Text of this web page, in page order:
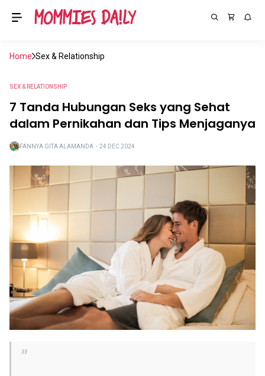
Home Sex & Relationship
SEX & RELATIONSHIP
7 Tanda Hubungan Seks yang Sehat
dalam Pernikahan dan Tips Menjaganya
FANNYA GITA ALAMANDA ・ 24 DEC 2024